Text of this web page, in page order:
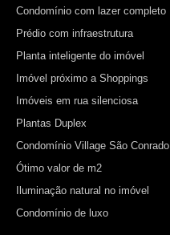
Condomínio com lazer completo
Prédio com infraestrutura
Planta inteligente do imóvel
Imóvel próximo a Shoppings
Imóveis em rua silenciosa
Plantas Duplex
Condomínio Village São Conrado
Ótimo valor de m2
Iluminação natural no imóvel
Condomínio de luxo